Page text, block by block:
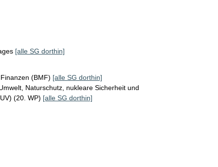
[alle SG dorthin]
(BMF) [alle SG dorthin]
Naturschutz, nukleare Sicherheit und
(20. WP) [alle SG dorthin]